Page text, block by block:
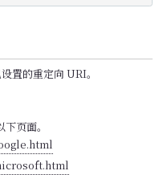
置的重定向 URI。
页面。